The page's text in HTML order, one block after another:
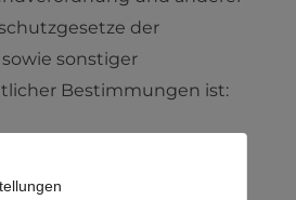
der
sonstiger
Bestimmungen ist: